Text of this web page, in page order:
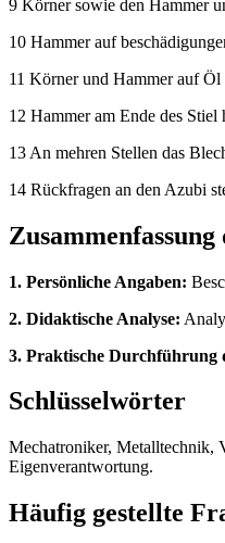
9 Körner sowie den Hammer
10 Hammer auf
11 Körner und Hammer auf
12 Hammer am Ende des
13 An mehren Stellen das
14 Rückfragen an den Azubi
1. Persönliche Angaben:
2. Didaktische Analyse:
3. Praktische Durchführung
Schlüsselwörter
Mechatroniker, Metalltechnik,
Eigenverantwortung.
Häufig gestellte